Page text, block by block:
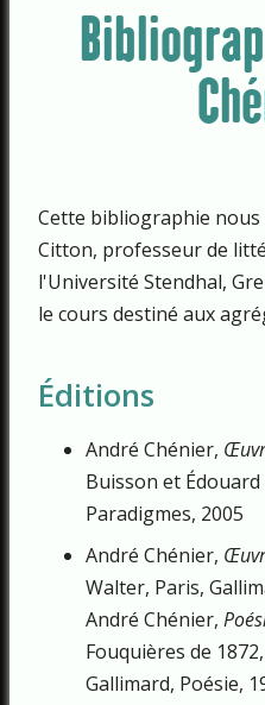
Cette bibliographie
Citton, professeur de
l'Université Stendhal,
le cours destiné aux
Éditions
André Chénier,
Buisson et
Paradigmes, 2005
André Chénier,
Walter, Paris,
André Chénier,
Fouquières de
Gallimard, Poésie,